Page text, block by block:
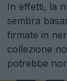
In effetti, la
sembra
firmate in
collezione
potrebbe